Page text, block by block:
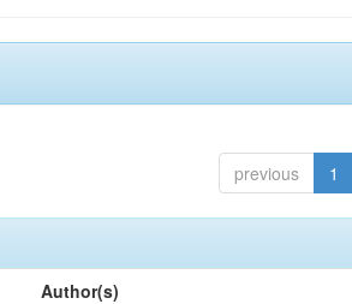
previous 1
Author(s)